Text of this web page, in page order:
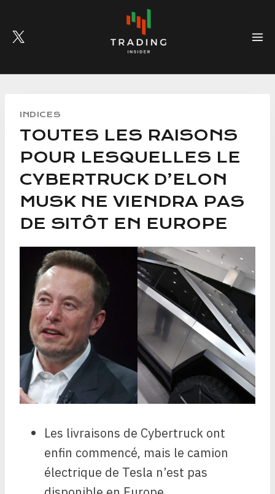
content
INDICES
TOUTES LES RAISONS
POUR LESQUELLES LE
CYBERTRUCK D’ELON
MUSK NE VIENDRA PAS
DE SITÔT EN EUROPE
Les livraisons de Cybertruck ont ​​
enfin commencé, mais le camion
électrique de Tesla n’est pas